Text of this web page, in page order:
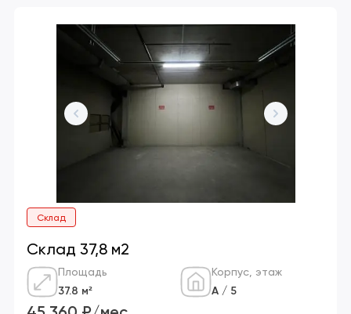
Склад
Склад 37,8 м2
Площадь
37.8 м²
Корпус, этаж
А / 5